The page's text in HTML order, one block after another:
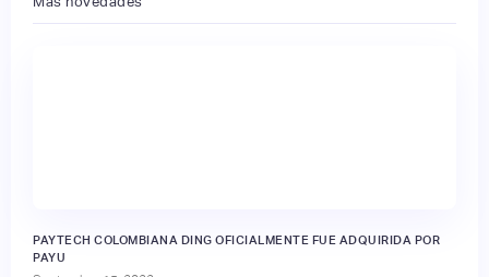
PAYTECH COLOMBIANA DING OFICIALMENTE FUE ADQUIRIDA POR
PAYU